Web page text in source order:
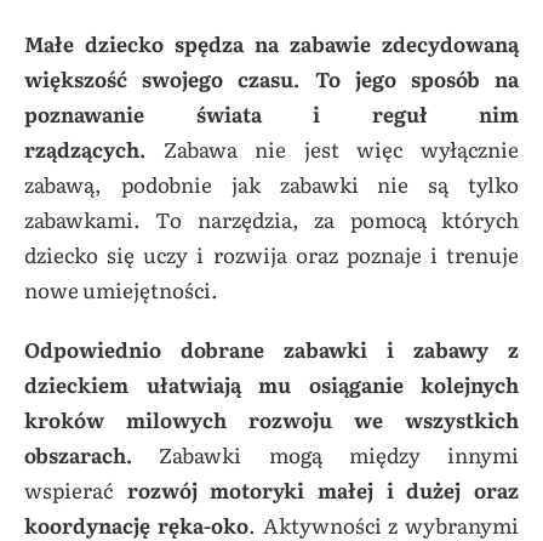
Małe dziecko spędza na zabawie zdecydowaną
większość swojego czasu. To jego sposób na
poznawanie świata i reguł nim
rządzących. Zabawa nie jest więc wyłącznie
zabawą, podobnie jak zabawki nie są tylko
zabawkami. To narzędzia, za pomocą których
dziecko się uczy i rozwija oraz poznaje i trenuje
nowe umiejętności.
Odpowiednio dobrane zabawki i zabawy z
dzieckiem ułatwiają mu osiąganie kolejnych
kroków milowych rozwoju we wszystkich
obszarach. Zabawki mogą między innymi
wspierać rozwój motoryki małej i dużej oraz
koordynację ręka-oko. Aktywności z wybranymi